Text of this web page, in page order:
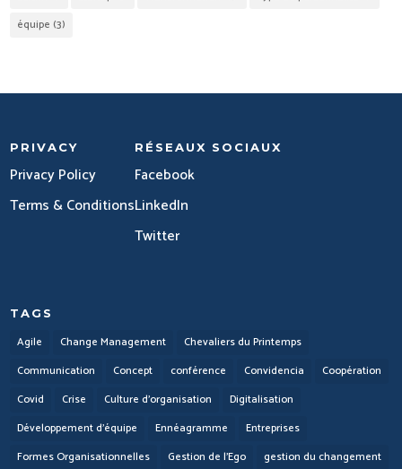
équipe (3)
PRIVACY
Privacy Policy
Terms & Conditions
RÉSEAUX SOCIAUX
Facebook
LinkedIn
Twitter
TAGS
Agile Change Management
Chevaliers du Printemps
Communication
Concept conférence Convidencia
Coopération
Covid
Crise Culture d'organisation
Digitalisation
Développement d'équipe
Ennéagramme
Entreprises
Formes Organisationnelles
Gestion de l'Ego
gestion du changement